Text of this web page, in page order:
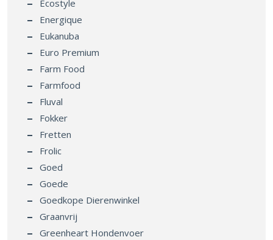
Ecostyle
Energique
Eukanuba
Euro Premium
Farm Food
Farmfood
Fluval
Fokker
Fretten
Frolic
Goed
Goede
Goedkope Dierenwinkel
Graanvrij
Greenheart Hondenvoer